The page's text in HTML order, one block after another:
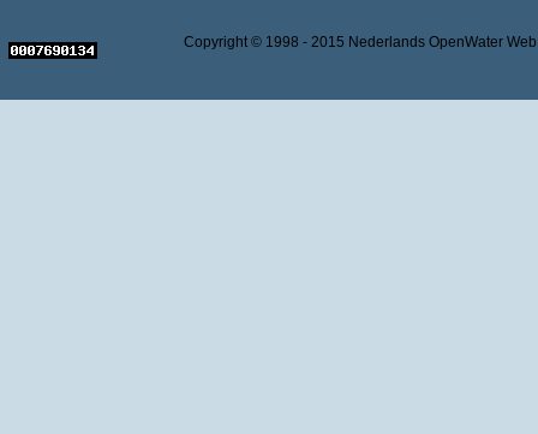
Copyright © 1998 - 2015 Nederlands OpenWater